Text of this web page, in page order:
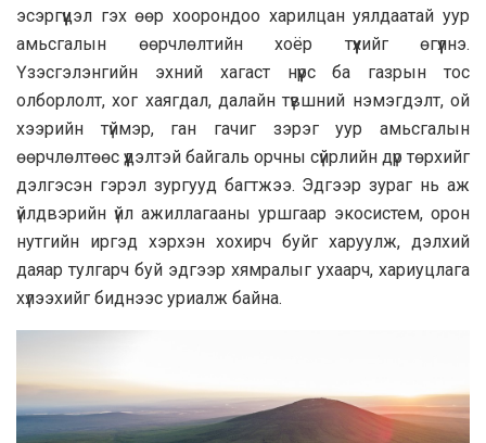
эсэргүүцэл гэх өөр хоорондоо харилцан уялдаатай уур
амьсгалын өөрчлөлтийн хоёр түүхийг өгүүлнэ.
Үзэсгэлэнгийн эхний хагаст нүүрс ба газрын тос
олборлолт, хог хаягдал, далайн түвшний нэмэгдэлт, ой
хээрийн түймэр, ган гачиг зэрэг уур амьсгалын
өөрчлөлтөөс үүдэлтэй байгаль орчны сүйрлийн дүр төрхийг
дэлгэсэн гэрэл зургууд багтжээ. Эдгээр зураг нь аж
үйлдвэрийн үйл ажиллагааны уршгаар экосистем, орон
нутгийн иргэд хэрхэн хохирч буйг харуулж, дэлхий
даяар тулгарч буй эдгээр хямралыг ухаарч, хариуцлага
хүлээхийг биднээс уриалж байна.